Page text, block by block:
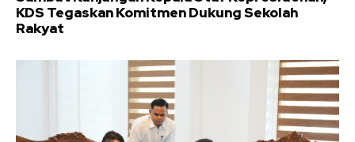
KDS Tegaskan Komitmen Dukung Sekolah
Rakyat